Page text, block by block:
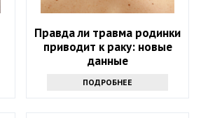
Правда ли травма родинки
приводит к раку: новые
данные
ПОДРОБНЕЕ